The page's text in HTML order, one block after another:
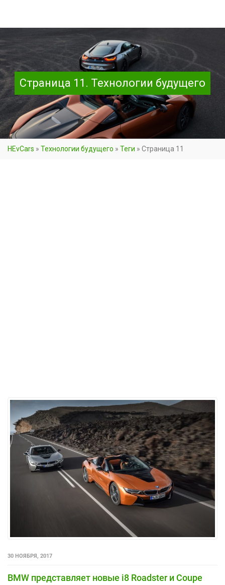
Страница 11. Технологии будущего
HEvCars » Технологии будущего » Теги » Страница 11
30 НОЯБРЯ, 2017
BMW представляет новые i8 Roadster и Coupe